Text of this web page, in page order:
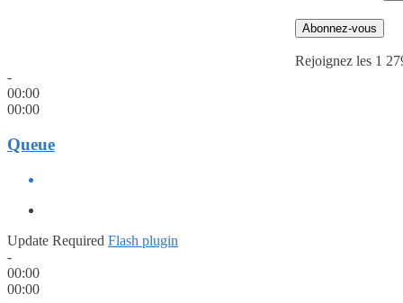
Abonnez-vous
Rejoignez les 1
-
00:00
00:00
Queue
Update Required Flash plugin
-
00:00
00:00